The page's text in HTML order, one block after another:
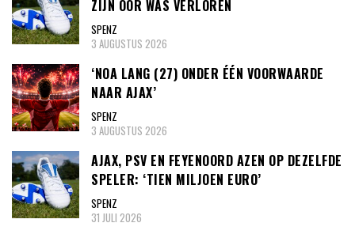
ZIJN OOR WAS VERLOREN
SPENZ
3 AUGUSTUS 2026
‘NOA LANG (27) ONDER ÉÉN VOORWAARDE
NAAR AJAX’
SPENZ
3 AUGUSTUS 2026
AJAX, PSV EN FEYENOORD AZEN OP DEZELFDE
SPELER: ‘TIEN MILJOEN EURO’
SPENZ
31 JULI 2026